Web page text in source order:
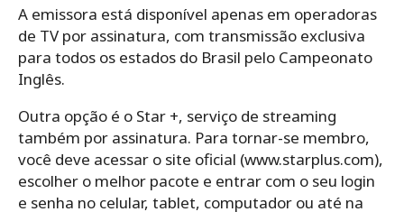
A emissora está disponível apenas em operadoras
de TV por assinatura, com transmissão exclusiva
para todos os estados do Brasil pelo Campeonato
Inglês.
Outra opção é o Star +, serviço de streaming
também por assinatura. Para tornar-se membro,
você deve acessar o site oficial (www.starplus.com),
escolher o melhor pacote e entrar com o seu login
e senha no celular, tablet, computador ou até na